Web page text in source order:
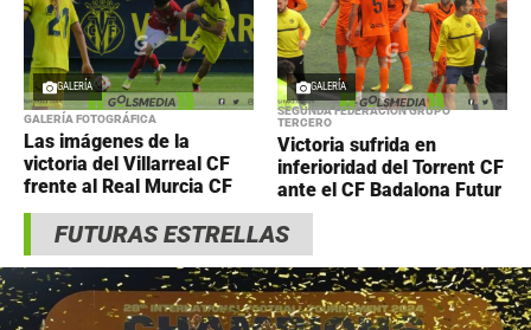
GALERÍA
GALERÍA FOTOGRÁFICA
Las imágenes de la
victoria del Villarreal CF
frente al Real Murcia CF
GALERÍA
SEGUNDA FEDERACIÓN GRUPO
TERCERO
Victoria sufrida en
inferioridad del Torrent CF
ante el CF Badalona Futur
FUTURAS ESTRELLAS